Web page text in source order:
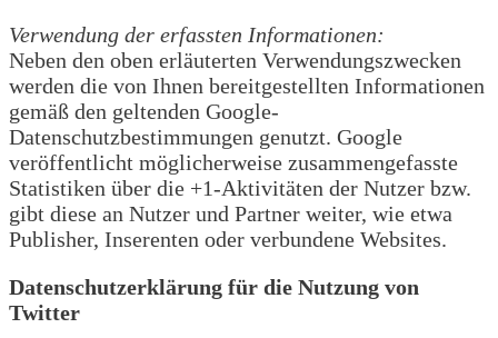
Verwendung der erfassten Informationen:
Neben den oben erläuterten Verwendungszwecken
werden die von Ihnen bereitgestellten Informationen
gemäß den geltenden Google-
Datenschutzbestimmungen genutzt. Google
veröffentlicht möglicherweise zusammengefasste
Statistiken über die +1-Aktivitäten der Nutzer bzw.
gibt diese an Nutzer und Partner weiter, wie etwa
Publisher, Inserenten oder verbundene Websites.
Datenschutzerklärung für die Nutzung von
Twitter